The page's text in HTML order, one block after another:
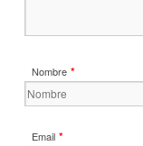
Nombre *
Email *